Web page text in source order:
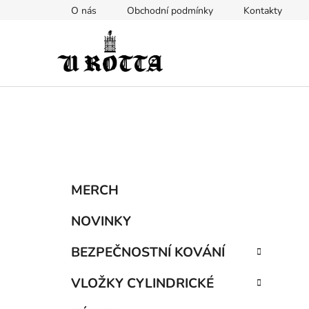
O nás Obchodní podmínky Kontakty
Přeskočit
kategorie
MERCH
NOVINKY
BEZPEČNOSTNÍ KOVÁNÍ
VLOŽKY CYLINDRICKÉ